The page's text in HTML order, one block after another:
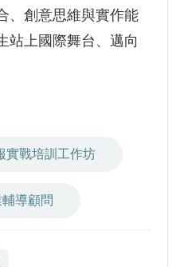
、創意思維與實作能
站上國際舞台、邁向
實戰培訓工作坊
導顧問